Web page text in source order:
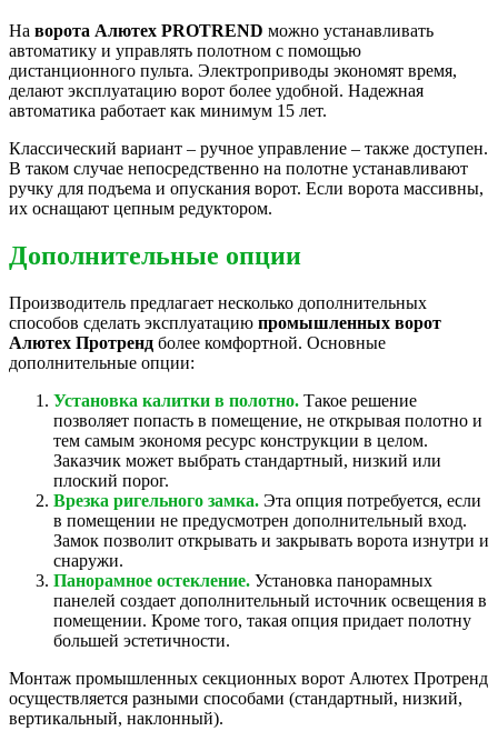
На ворота Алютех PROTREND можно устанавливать
автоматику и управлять полотном с помощью
дистанционного пульта. Электроприводы экономят время,
делают эксплуатацию ворот более удобной. Надежная
автоматика работает как минимум 15 лет.
Классический вариант – ручное управление – также доступен.
В таком случае непосредственно на полотне устанавливают
ручку для подъема и опускания ворот. Если ворота массивны,
их оснащают цепным редуктором.
Дополнительные опции
Производитель предлагает несколько дополнительных
способов сделать эксплуатацию промышленных ворот
Алютех Протренд более комфортной. Основные
дополнительные опции:
Установка калитки в полотно. Такое решение
позволяет попасть в помещение, не открывая полотно и
тем самым экономя ресурс конструкции в целом.
Заказчик может выбрать стандартный, низкий или
плоский порог.
Врезка ригельного замка. Эта опция потребуется, если
в помещении не предусмотрен дополнительный вход.
Замок позволит открывать и закрывать ворота изнутри и
снаружи.
Панорамное остекление. Установка панорамных
панелей создает дополнительный источник освещения в
помещении. Кроме того, такая опция придает полотну
большей эстетичности.
Монтаж промышленных секционных ворот Алютех Протренд
осуществляется разными способами (стандартный, низкий,
вертикальный, наклонный).